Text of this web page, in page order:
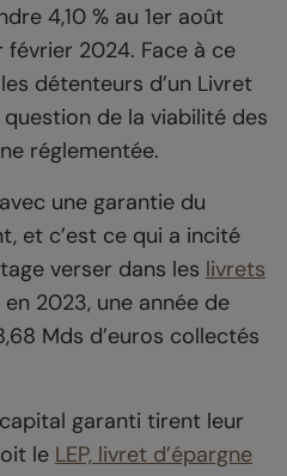
4,10 % au 1er août
février 2024. Face à ce
détenteurs d’un Livret
de la viabilité des
réglementée.
une garantie du
et c’est ce qui a incité
verser dans les livrets
2023, une année de
Mds d’euros collectés
garanti tirent leur
le LEP, livret d’épargne